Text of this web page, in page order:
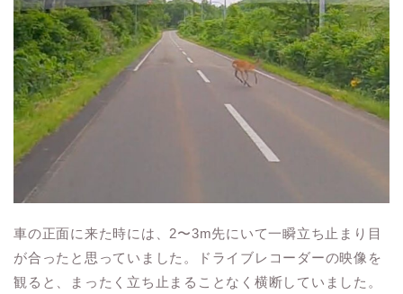
車の正面に来た時には、2〜3m先にいて一瞬立ち止まり目
が合ったと思っていました。ドライブレコーダーの映像を
観ると、まったく立ち止まることなく横断していました。